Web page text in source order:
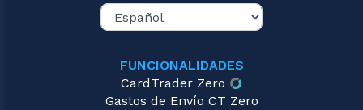
FUNCIONALIDADES
CardTrader Zero
Gastos de Envío CT Zero